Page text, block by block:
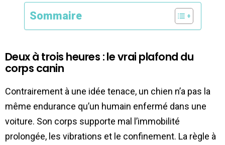
Sommaire
Deux à trois heures : le vrai plafond du
corps canin
Contrairement à une idée tenace, un chien n’a pas la
même endurance qu’un humain enfermé dans une
voiture. Son corps supporte mal l’immobilité
prolongée, les vibrations et le confinement. La règle à